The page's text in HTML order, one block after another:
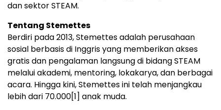
dan sektor STEAM.
Tentang Stemettes
Berdiri pada 2013, Stemettes adalah perusahaan
sosial berbasis di Inggris yang memberikan akses
gratis dan pengalaman langsung di bidang STEAM
melalui akademi, mentoring, lokakarya, dan berbagai
acara. Hingga kini, Stemettes ini telah menjangkau
lebih dari 70.000[1] anak muda.